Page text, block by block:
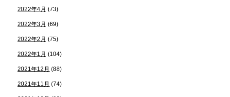
2022年4月 (73)
2022年3月 (69)
2022年2月 (75)
2022年1月 (104)
2021年12月 (88)
2021年11月 (74)